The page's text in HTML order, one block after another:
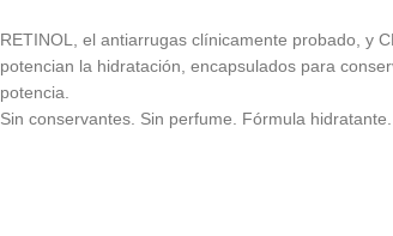
RETINOL , el antiarrugas clínicamente probado, y
potencian la hidratación, encapsulados para
potencia.
Sin conservantes. Sin perfume. Fórmula hidratante.